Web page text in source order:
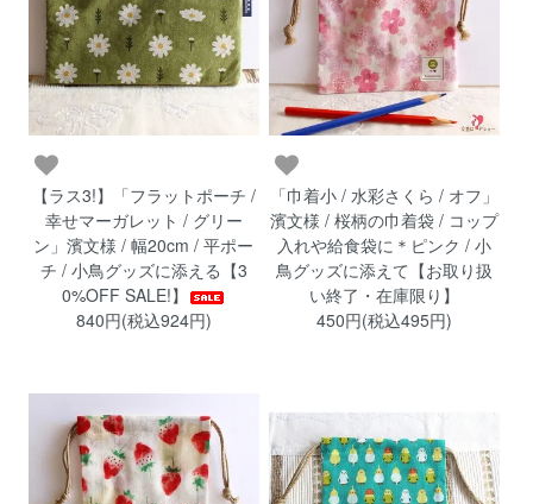
【ラス3!】「フラットポーチ /
幸せマーガレット / グリー
ン」濱文様 / 幅20cm / 平ポー
チ / 小鳥グッズに添える【3
0%OFF SALE!】
840円(税込924円)
「巾着小 / 水彩さくら / オフ」
濱文様 / 桜柄の巾着袋 / コップ
入れや給食袋に＊ピンク / 小
鳥グッズに添えて【お取り扱
い終了・在庫限り】
450円(税込495円)